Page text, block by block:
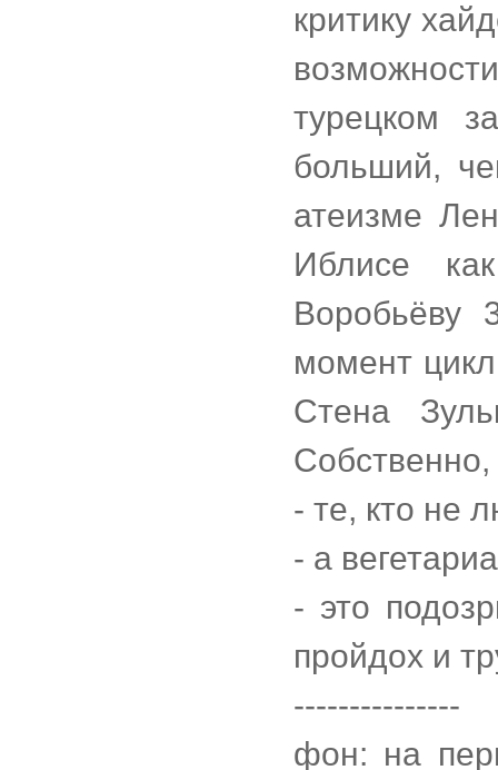
критику
турецком
больший,
атеизме
Иблисе
Воробьёву
момент
Стена
- те, кто не
- а
- это
пройдох и
---------------
фон: на